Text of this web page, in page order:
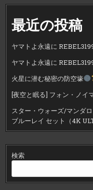
最近の投稿
ヤマトよ永遠に
ヤマトよ永遠に
火星に潜む秘密の防空壕
[夜空と眠る] フォン・ノイ
スター・ウォーズ/マンダ
ブルーレイ セット（4K
検索